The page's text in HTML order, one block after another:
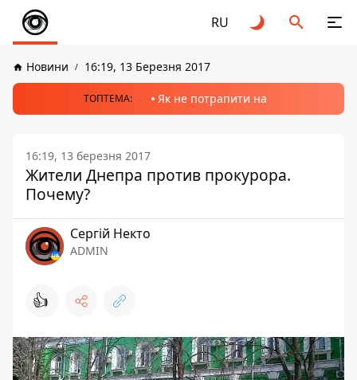
RU
Новини 16:19, 13 Березня 2017
ТОПТЕМА: Як не потрапити на
16:19, 13 березня 2017
Жители Днепра против прокурора.
Почему?
Сергій Некто
ADMIN
👍